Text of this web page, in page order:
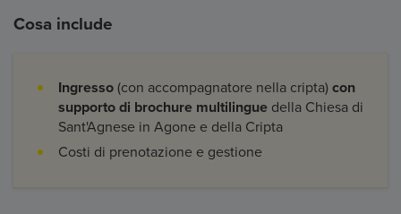
Cosa include
Ingresso (con accompagnatore nella cripta) con
supporto di brochure multilingue della Chiesa di
Sant'Agnese in Agone e della Cripta
Costi di prenotazione e gestione